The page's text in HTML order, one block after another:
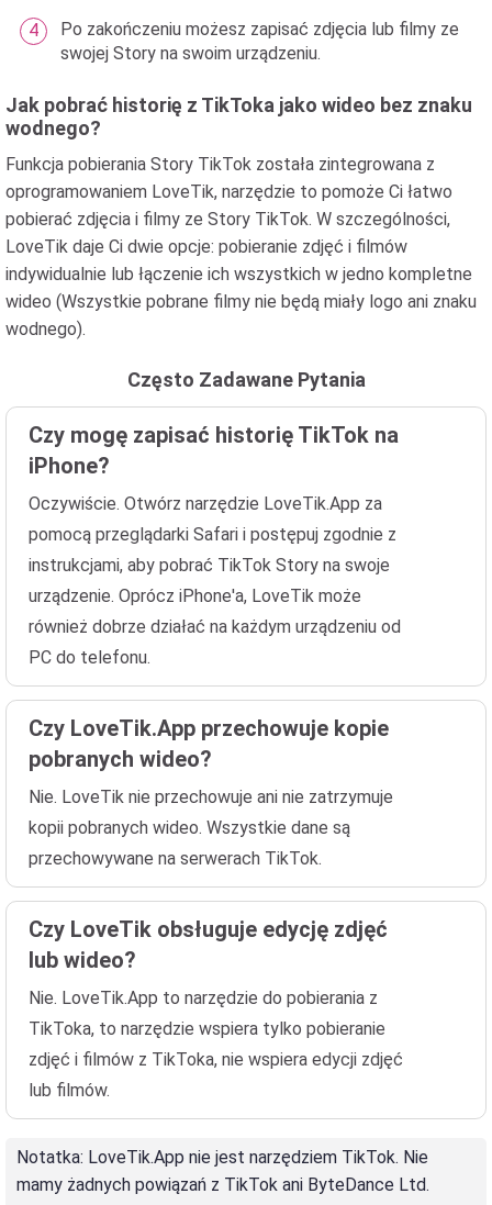
Po zakończeniu możesz zapisać zdjęcia lub filmy ze
swojej Story na swoim urządzeniu.
Jak pobrać historię z TikToka jako wideo bez znaku
wodnego?
Funkcja pobierania Story TikTok została zintegrowana z
oprogramowaniem LoveTik, narzędzie to pomoże Ci łatwo
pobierać zdjęcia i filmy ze Story TikTok. W szczególności,
LoveTik daje Ci dwie opcje: pobieranie zdjęć i filmów
indywidualnie lub łączenie ich wszystkich w jedno kompletne
wideo (Wszystkie pobrane filmy nie będą miały logo ani znaku
wodnego).
Często Zadawane Pytania
Czy mogę zapisać historię TikTok na
iPhone?
Oczywiście. Otwórz narzędzie LoveTik.App za
pomocą przeglądarki Safari i postępuj zgodnie z
instrukcjami, aby pobrać TikTok Story na swoje
urządzenie. Oprócz iPhone'a, LoveTik może
również dobrze działać na każdym urządzeniu od
PC do telefonu.
Czy LoveTik.App przechowuje kopie
pobranych wideo?
Nie. LoveTik nie przechowuje ani nie zatrzymuje
kopii pobranych wideo. Wszystkie dane są
przechowywane na serwerach TikTok.
Czy LoveTik obsługuje edycję zdjęć
lub wideo?
Nie. LoveTik.App to narzędzie do pobierania z
TikToka, to narzędzie wspiera tylko pobieranie
zdjęć i filmów z TikToka, nie wspiera edycji zdjęć
lub filmów.
Notatka: LoveTik.App nie jest narzędziem TikTok. Nie
mamy żadnych powiązań z TikTok ani ByteDance Ltd.